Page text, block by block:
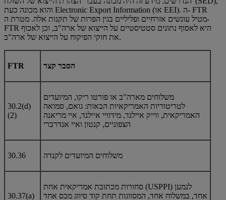
והוא מכונה כעת Electronic Export Information (או EEI). ה- FTR
מטיל עונשים אזרחיים ופליליים בגין הפרות של תקנות אלה. מטרת ה-
FTR היא לאסוף נתונים סטטיסטיים על הייצוא של ארה"ב, וכן לאכוף
את חוקי הפיקוח על הייצוא של ארה"ב.
FTR הסבר קצר
30.2(d)
(2)
משלוחים מארה"ב או פורטו ריקו, המיועדים
לטריטוריות האמריקאיות הבאות: גואם, סמואה
האמריקאית, ווייק איילנד, מידוויי איילנד, איי מריאנה
הצפוניים, קנטון ואיי אנדרברי
30.36 משלוחים המיועדים לקנדה
30.37(a)
סחורות מכתובת אמריקאית אחת (USPPI) לנמען
אחד, במשלוח אחד, המסווגות תחת קוד סיווג מכס אחד